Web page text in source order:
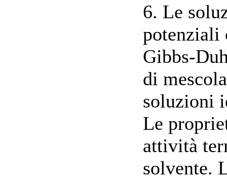
6. Le
potenziali
Gibbs-
di
soluzioni
Le
attività
solvente.